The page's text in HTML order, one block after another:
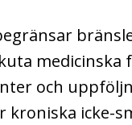
medicinska
och
kroniska icke-